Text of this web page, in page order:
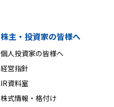
株主・投資家の皆様へ
個人投資家の皆様へ
経営指針
IR資料室
株式情報・格付け